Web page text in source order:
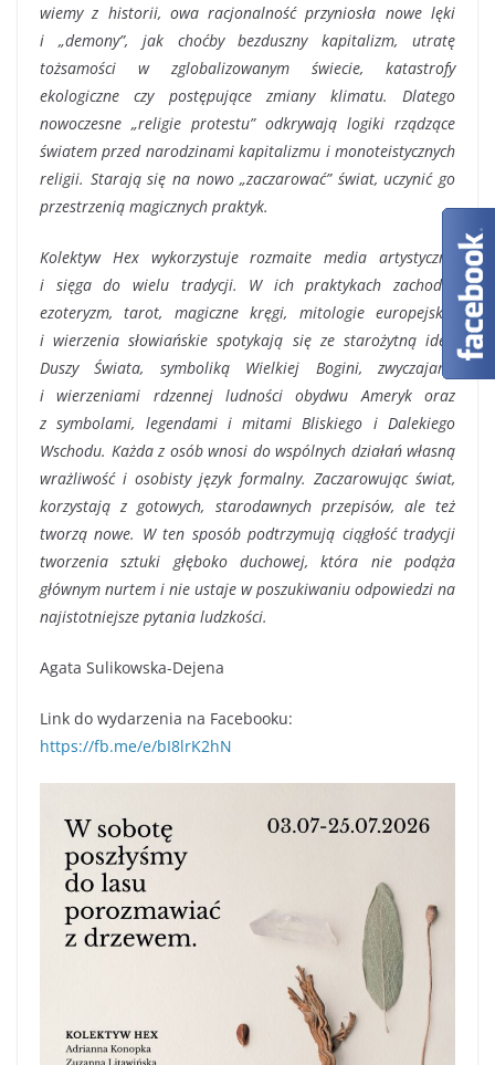
wiemy z historii, owa racjonalność przyniosła nowe lęki
i „demony”, jak choćby bezduszny kapitalizm, utratę
tożsamości w zglobalizowanym świecie, katastrofy
ekologiczne czy postępujące zmiany klimatu. Dlatego
nowoczesne „religie protestu” odkrywają logiki rządzące
światem przed narodzinami kapitalizmu i monoteistycznych
religii. Starają się na nowo „zaczarować” świat, uczynić go
przestrzenią magicznych praktyk.
Kolektyw Hex wykorzystuje rozmaite media artystyczne
i sięga do wielu tradycji. W ich praktykach zachodni
ezoteryzm, tarot, magiczne kręgi, mitologie europejskie
i wierzenia słowiańskie spotykają się ze starożytną ideą
Duszy Świata, symboliką Wielkiej Bogini, zwyczajami
i wierzeniami rdzennej ludności obydwu Ameryk oraz
z symbolami, legendami i mitami Bliskiego i Dalekiego
Wschodu. Każda z osób wnosi do wspólnych działań własną
wrażliwość i osobisty język formalny. Zaczarowując świat,
korzystają z gotowych, starodawnych przepisów, ale też
tworzą nowe. W ten sposób podtrzymują ciągłość tradycji
tworzenia sztuki głęboko duchowej, która nie podąża
głównym nurtem i nie ustaje w poszukiwaniu odpowiedzi na
najistotniejsze pytania ludzkości.
Agata Sulikowska-Dejena
Link do wydarzenia na Facebooku:
https://fb.me/e/bI8lrK2hN